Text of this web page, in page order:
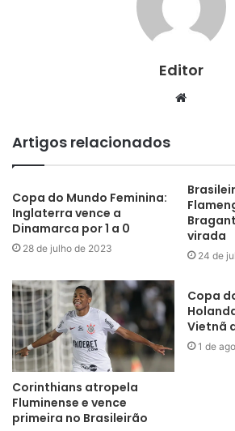
Editor
Website
Artigos relacionados
Copa do Mundo Feminina:
Inglaterra vence a
Dinamarca por 1 a 0
28 de julho de 2023
virada
24 de
Corinthians atropela
Fluminense e vence
primeira no Brasileirão
Copa
Vietnã
1 de